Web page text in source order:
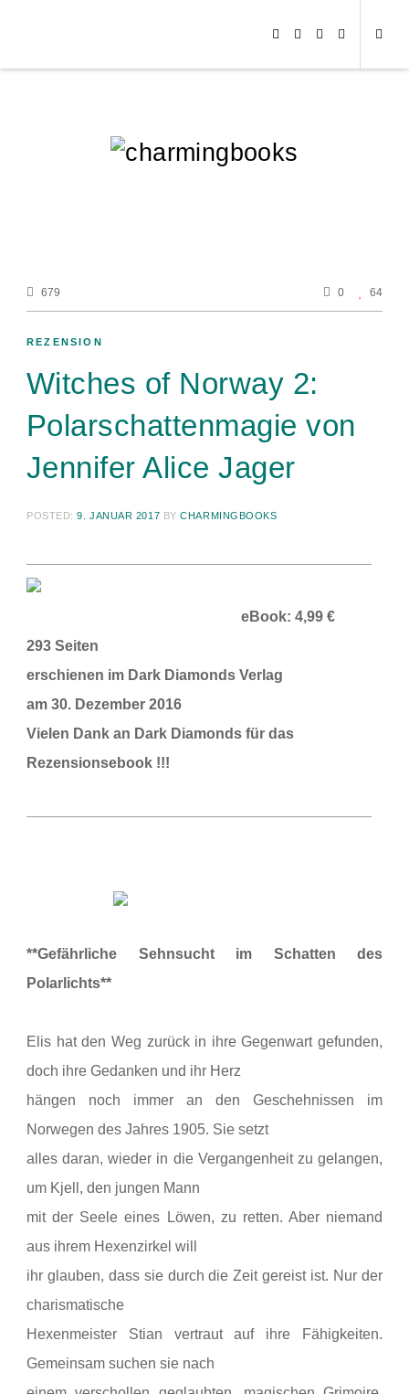
679 0 64
REZENSION
Witches of Norway 2:
Polarschattenmagie von
Jennifer Alice Jager
POSTED:9. JANUAR 2017 BYCHARMINGBOOKS
eBook: 4,99 €
293 Seiten
erschienen im Dark Diamonds Verlag
am 30. Dezember 2016
Vielen Dank an Dark Diamonds für das
Rezensionsebook !!!
**Gefährliche Sehnsucht im Schatten des
Polarlichts**
Elis hat den Weg zurück in ihre Gegenwart gefunden,
doch ihre Gedanken und ihr Herz
hängen noch immer an den Geschehnissen im
Norwegen des Jahres 1905. Sie setzt
alles daran, wieder in die Vergangenheit zu gelangen,
um Kjell, den jungen Mann
mit der Seele eines Löwen, zu retten. Aber niemand
aus ihrem Hexenzirkel will
ihr glauben, dass sie durch die Zeit gereist ist. Nur der
charismatische
Hexenmeister Stian vertraut auf ihre Fähigkeiten.
Gemeinsam suchen sie nach